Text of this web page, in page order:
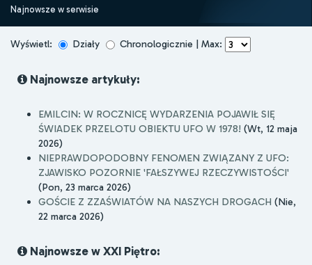
Najnowsze w serwisie
Wyświetl: Działy Chronologicznie | Max:
Najnowsze artykuły:
EMILCIN: W ROCZNICĘ WYDARZENIA POJAWIŁ SIĘ
ŚWIADEK PRZELOTU OBIEKTU UFO W 1978! (Wt, 12 maja
2026)
NIEPRAWDOPODOBNY FENOMEN ZWIĄZANY Z UFO:
ZJAWISKO POZORNIE 'FAŁSZYWEJ RZECZYWISTOŚCI'
(Pon, 23 marca 2026)
GOŚCIE Z ZZAŚWIATÓW NA NASZYCH DROGACH (Nie,
22 marca 2026)
Najnowsze w XXI Piętro: